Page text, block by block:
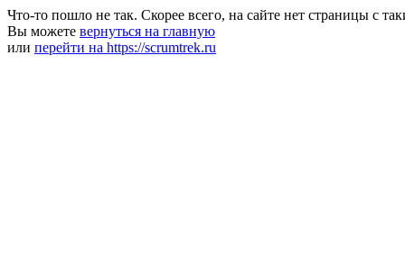
Что-то пошло не так. Скорее всего, на сайте нет страницы с
Вы можете вернуться на главную
или перейти на https://scrumtrek.ru